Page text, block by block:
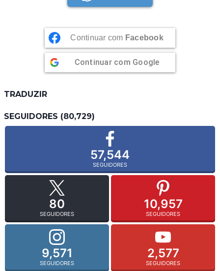
Continuar com Facebook
Continuar com Google
TRADUZIR
SEGUIDORES (80,729)
57,544
SEGUIDORES
80
SEGUIDORES
10,957
SEGUIDORES
9,571
SEGUIDORES
2,577
SEGUIDORES